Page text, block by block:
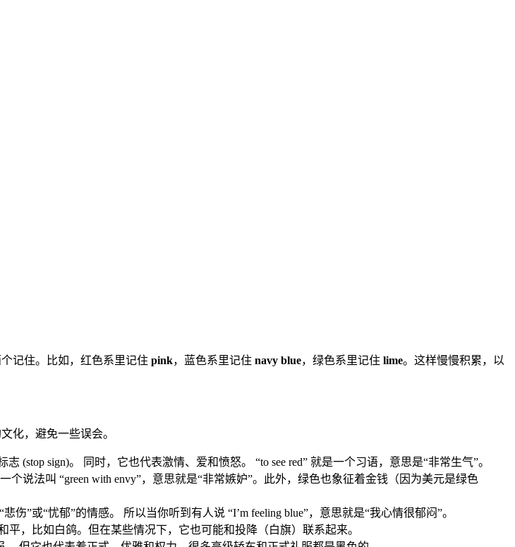
记住。比如，红色系里记住 pink，蓝色系里记住 navy blue，绿色系里记住 lime。这样慢慢积累，以
化，避免一些误会。
(stop sign)。 同时，它也代表激情、爱和愤怒。 “to see red” 就是一个习语，意思是“非常生气”。
说法叫 “green with envy”，意思就是“非常嫉妒”。此外，绿色也象征着金钱（因为美元是绿色
”或“忧郁”的情感。 所以当你听到有人说 “I’m feeling blue”，意思就是“我心情很郁闷”。
，比如白鸽。但在某些情况下，它也可能和投降（白旗）联系起来。